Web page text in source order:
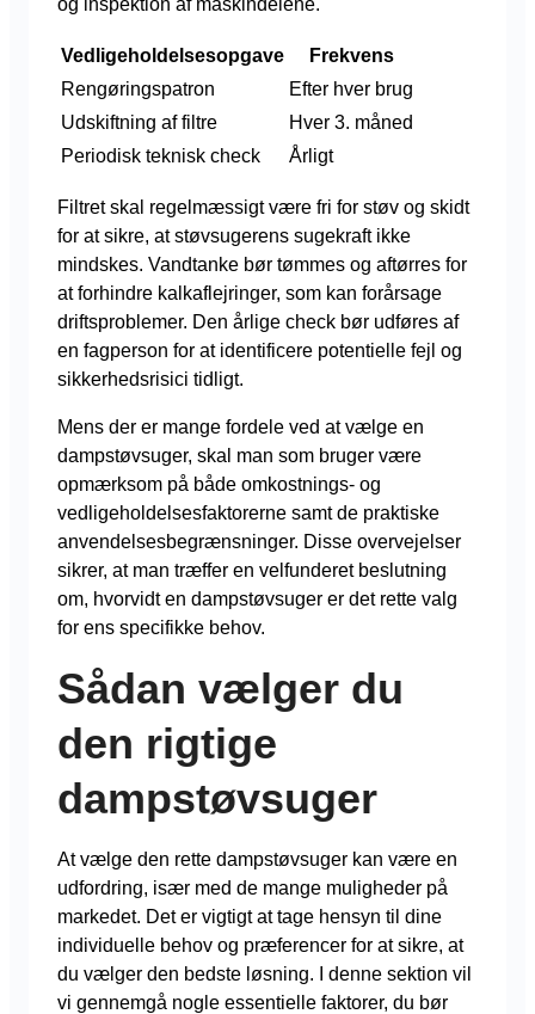
og inspektion af maskindelene.
Vedligeholdelsesopgave
Frekvens
Rengøringspatron
Efter hver brug
Udskiftning af filtre
Hver 3. måned
Periodisk teknisk check
Årligt
Filtret skal regelmæssigt være fri for støv og skidt
for at sikre, at støvsugerens sugekraft ikke
mindskes. Vandtanke bør tømmes og aftørres for
at forhindre kalkaflejringer, som kan forårsage
driftsproblemer. Den årlige check bør udføres af
en fagperson for at identificere potentielle fejl og
sikkerhedsrisici tidligt.
Mens der er mange fordele ved at vælge en
dampstøvsuger, skal man som bruger være
opmærksom på både omkostnings- og
vedligeholdelsesfaktorerne samt de praktiske
anvendelsesbegrænsninger. Disse overvejelser
sikrer, at man træffer en velfunderet beslutning
om, hvorvidt en dampstøvsuger er det rette valg
for ens specifikke behov.
Sådan vælger du
den rigtige
dampstøvsuger
At vælge den rette dampstøvsuger kan være en
udfordring, især med de mange muligheder på
markedet. Det er vigtigt at tage hensyn til dine
individuelle behov og præferencer for at sikre, at
du vælger den bedste løsning. I denne sektion vil
vi gennemgå nogle essentielle faktorer, du bør